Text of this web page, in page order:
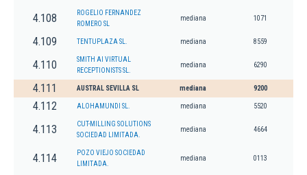
4.108
ROGELIO FERNANDEZ
ROMERO SL
mediana 1071
4.109 TENTUPLAZA SL. mediana 8559
4.110
SMITH AI VIRTUAL
RECEPTIONISTS SL.
mediana 6290
4.111 AUSTRAL SEVILLA SL mediana 9200
4.112 ALOHAMUNDI SL. mediana 5520
4.113
CUT-MILLING SOLUTIONS
SOCIEDAD LIMITADA.
mediana 4664
4.114
POZO VIEJO SOCIEDAD
LIMITADA.
mediana 0113